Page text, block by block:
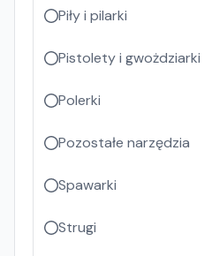
Piły i pilarki
Pistolety i gwożdziarki
Polerki
Pozostałe narzędzia
Spawarki
Strugi